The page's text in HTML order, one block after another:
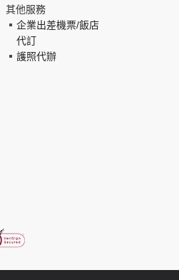
其他服務
企業出差機票/飯店
代訂
護照代辦